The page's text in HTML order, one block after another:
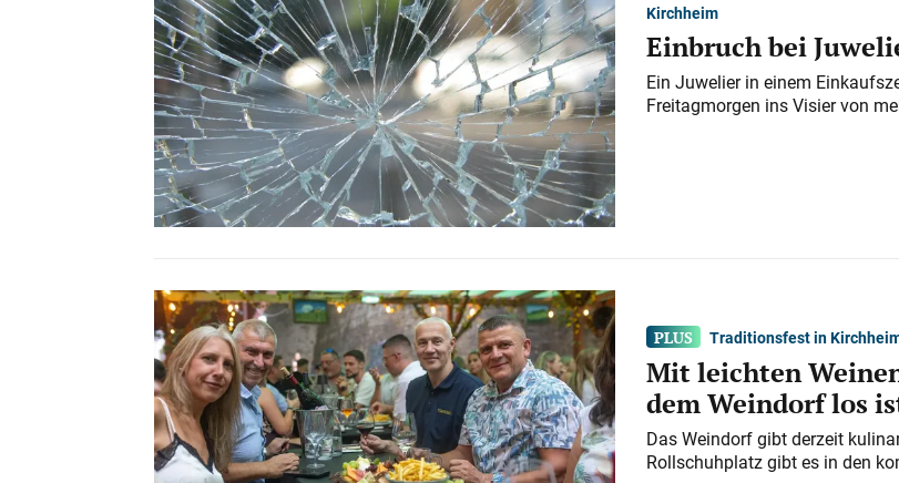
Kirchheim
Einbruch bei
Ein Juwelier in einem
Freitagmorgen ins Visier von
Traditionsfest in
Mit leichten
dem Weindorf los
Das Weindorf gibt derzeit
Rollschuhplatz gibt es in den